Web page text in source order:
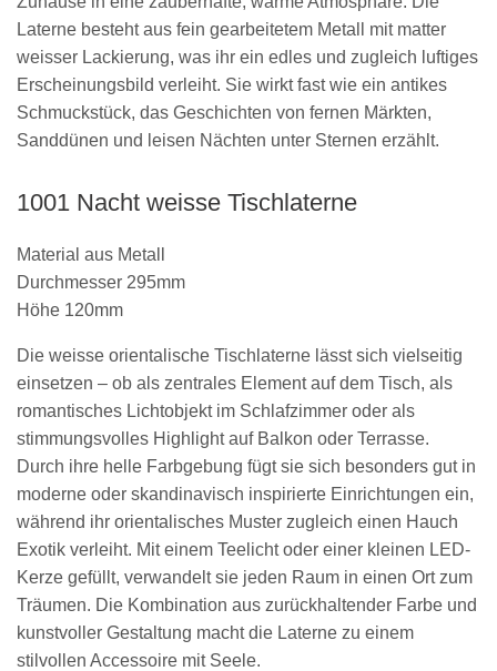
Laterne besteht aus fein gearbeitetem Metall mit matter
weisser Lackierung, was ihr ein edles und zugleich luftiges
Erscheinungsbild verleiht. Sie wirkt fast wie ein antikes
Schmuckstück, das Geschichten von fernen Märkten,
Sanddünen und leisen Nächten unter Sternen erzählt.
1001 Nacht weisse Tischlaterne
Material aus Metall
Durchmesser 295mm
Höhe 120mm
Die weisse orientalische Tischlaterne lässt sich vielseitig
einsetzen – ob als zentrales Element auf dem Tisch, als
romantisches Lichtobjekt im Schlafzimmer oder als
stimmungsvolles Highlight auf Balkon oder Terrasse.
Durch ihre helle Farbgebung fügt sie sich besonders gut in
moderne oder skandinavisch inspirierte Einrichtungen ein,
während ihr orientalisches Muster zugleich einen Hauch
Exotik verleiht. Mit einem Teelicht oder einer kleinen LED-
Kerze gefüllt, verwandelt sie jeden Raum in einen Ort zum
Träumen. Die Kombination aus zurückhaltender Farbe und
kunstvoller Gestaltung macht die Laterne zu einem
stilvollen Accessoire mit Seele.